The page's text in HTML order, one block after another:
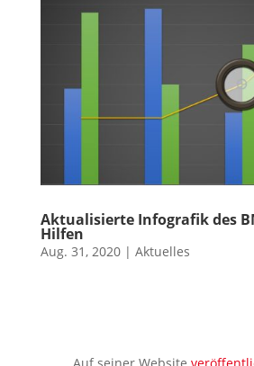
Aktualisierte Infografik des
Hilfen
Aug. 31, 2020| Aktuelles